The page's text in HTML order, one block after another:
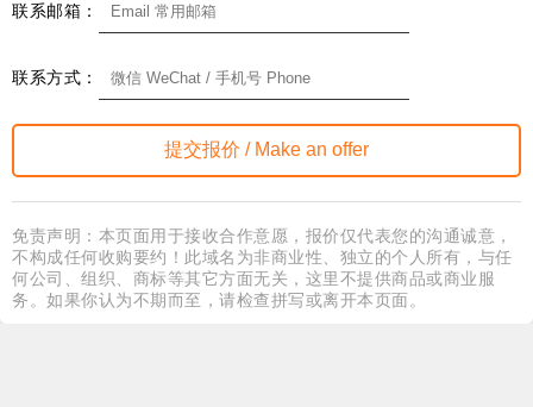
联系邮箱：
联系方式：
免责声明：本页面用于接收合作意愿，报价仅代表您的沟通诚意，
不构成任何收购要约！此域名为非商业性、独立的个人所有，与任
何公司、组织、商标等其它方面无关，这里不提供商品或商业服
务。如果你认为不期而至，请检查拼写或离开本页面。